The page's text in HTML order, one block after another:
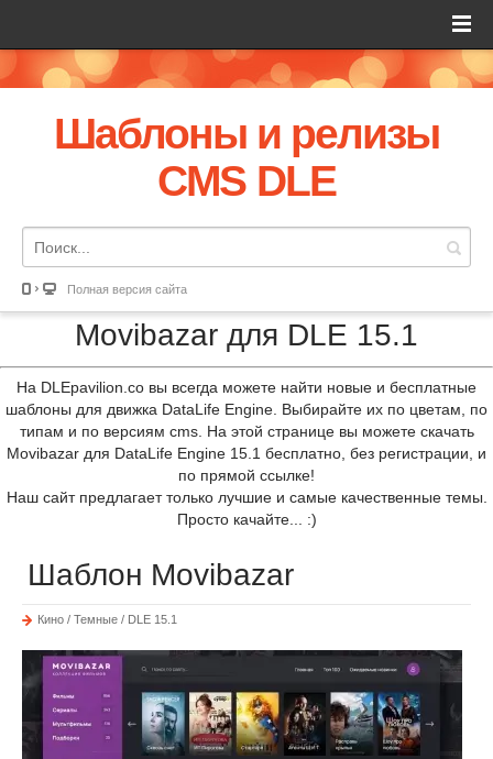
Шаблоны и релизы
CMS DLE
Полная версия сайта
Movibazar для DLE 15.1
На DLEpavilion.co вы всегда можете найти новые и бесплатные
шаблоны для движка DataLife Engine. Выбирайте их по цветам, по
типам и по версиям cms. На этой странице вы можете скачать
Movibazar для DataLife Engine 15.1 бесплатно, без регистрации, и
по прямой ссылке!
Наш сайт предлагает только лучшие и самые качественные темы.
Просто качайте... :)
Шаблон Movibazar
Кино / Темные / DLE 15.1